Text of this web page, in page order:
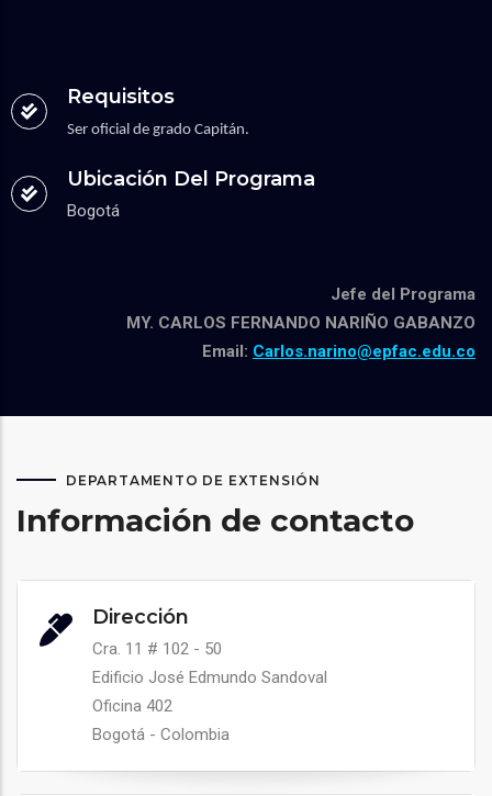
Requisitos
Ser oficial de grado Capitán.
Ubicación Del Programa
Bogotá
Jefe del Programa
MY. CARLOS FERNANDO NARIÑO GABANZO
Email: Carlos.narino@epfac.edu.co
DEPARTAMENTO DE EXTENSIÓN
Información de contacto
Dirección
Cra. 11 # 102 - 50
Edificio José Edmundo Sandoval
Oficina 402
Bogotá - Colombia